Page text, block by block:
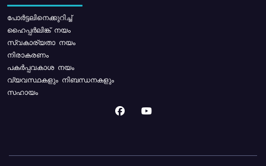
പോര്‍ട്ടലിനെക്കുറിച്ച്
ഹൈപ്പർലിങ്ക് നയം
സ്വകാര്യതാ നയം
നിരാകരണം
പകർപ്പവകാശ നയം
വ്യവസ്ഥകളും നിബന്ധനകളും
സഹായം